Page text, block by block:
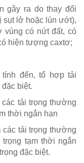
gây ra do thay đổi
sụt lở hoặc lún ướt),
vùng có nứt đất, có
hiện tượng caxtơ;
tính đến, tổ hợp tải
biệt.
tải trọng thường
thời ngắn hạn
các tải trọng thường
tạm thời ngắn
đặc biệt.